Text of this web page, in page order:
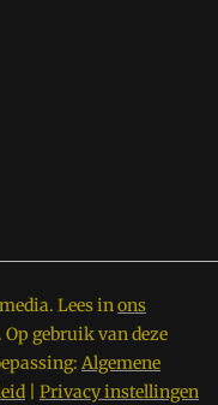
Lees inons
gebruik van deze
Algemene
Privacy instellingen